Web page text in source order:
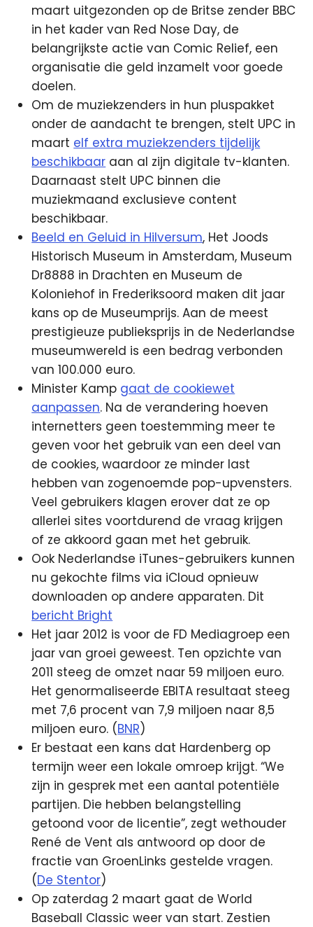
maart uitgezonden op de Britse zender BBC
in het kader van Red Nose Day, de
belangrijkste actie van Comic Relief, een
organisatie die geld inzamelt voor goede
doelen.
Om de muziekzenders in hun pluspakket
onder de aandacht te brengen, stelt UPC in
maart elf extra muziekzenders tijdelijk
beschikbaar aan al zijn digitale tv-klanten.
Daarnaast stelt UPC binnen die
muziekmaand exclusieve content
beschikbaar.
Beeld en Geluid in Hilversum, Het Joods
Historisch Museum in Amsterdam, Museum
Dr8888 in Drachten en Museum de
Koloniehof in Frederiksoord maken dit jaar
kans op de Museumprijs. Aan de meest
prestigieuze publieksprijs in de Nederlandse
museumwereld is een bedrag verbonden
van 100.000 euro.
Minister Kamp gaat de cookiewet
aanpassen. Na de verandering hoeven
internetters geen toestemming meer te
geven voor het gebruik van een deel van
de cookies, waardoor ze minder last
hebben van zogenoemde pop-upvensters.
Veel gebruikers klagen erover dat ze op
allerlei sites voortdurend de vraag krijgen
of ze akkoord gaan met het gebruik.
Ook Nederlandse iTunes-gebruikers kunnen
nu gekochte films via iCloud opnieuw
downloaden op andere apparaten. Dit
bericht Bright
Het jaar 2012 is voor de FD Mediagroep een
jaar van groei geweest. Ten opzichte van
2011 steeg de omzet naar 59 miljoen euro.
Het genormaliseerde EBITA resultaat steeg
met 7,6 procent van 7,9 miljoen naar 8,5
miljoen euro. (BNR)
Er bestaat een kans dat Hardenberg op
termijn weer een lokale omroep krijgt. “We
zijn in gesprek met een aantal potentiële
partijen. Die hebben belangstelling
getoond voor de licentie”, zegt wethouder
René de Vent als antwoord op door de
fractie van GroenLinks gestelde vragen.
(De Stentor)
Op zaterdag 2 maart gaat de World
Baseball Classic weer van start. Zestien